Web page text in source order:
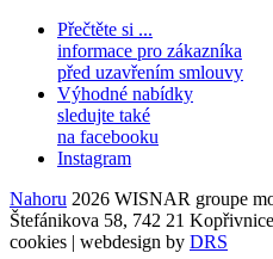
Přečtěte si ...
informace pro zákazníka
před uzavřením smlouvy
Výhodné nabídky
sledujte také
na facebooku
Instagram
Nahoru 2026 WISNAR groupe
Štefánikova 58, 742 21
cookies | webdesign by DRS